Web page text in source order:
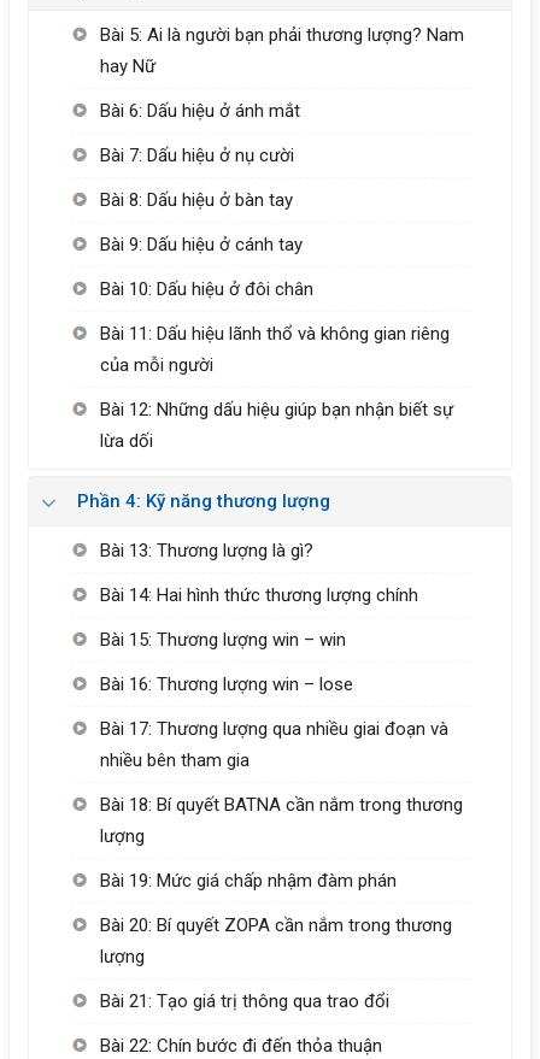
Bài 5: Ai là người bạn phải thương lượng? Nam
hay Nữ
Bài 6: Dấu hiệu ở ánh mắt
Bài 7: Dấu hiệu ở nụ cười
Bài 8: Dấu hiệu ở bàn tay
Bài 9: Dấu hiệu ở cánh tay
Bài 10: Dấu hiệu ở đôi chân
Bài 11: Dấu hiệu lãnh thổ và không gian riêng
của mỗi người
Bài 12: Những dấu hiệu giúp bạn nhận biết sự
lừa dối
Phần 4: Kỹ năng thương lượng
Bài 13: Thương lượng là gì?
Bài 14: Hai hình thức thương lượng chính
Bài 15: Thương lượng win – win
Bài 16: Thương lượng win – lose
Bài 17: Thương lượng qua nhiều giai đoạn và
nhiều bên tham gia
Bài 18: Bí quyết BATNA cần nắm trong thương
lượng
Bài 19: Mức giá chấp nhậm đàm phán
Bài 20: Bí quyết ZOPA cần nắm trong thương
lượng
Bài 21: Tạo giá trị thông qua trao đổi
Bài 22: Chín bước đi đến thỏa thuận